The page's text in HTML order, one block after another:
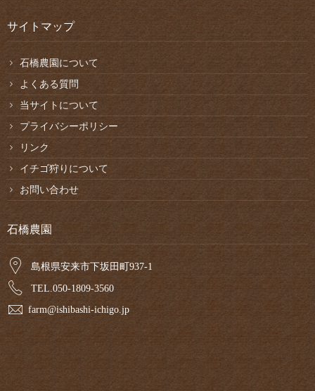
サイトマップ
石橋農園について
よくある質問
当サイトについて
プライバシーポリシー
リンク
イチゴ狩りについて
お問い合わせ
石橋農園
島根県安来市下坂田町937-1
TEL.050-1809-3560
farm@ishibashi-ichigo.jp